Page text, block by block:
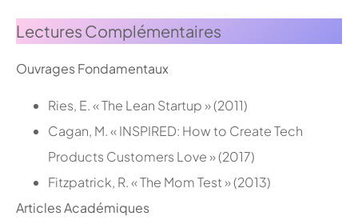
Lectures Complémentaires
Ouvrages Fondamentaux
Ries, E. « The Lean Startup » (2011)
Cagan, M. « INSPIRED: How to Create Tech
Products Customers Love » (2017)
Fitzpatrick, R. « The Mom Test » (2013)
Articles Académiques